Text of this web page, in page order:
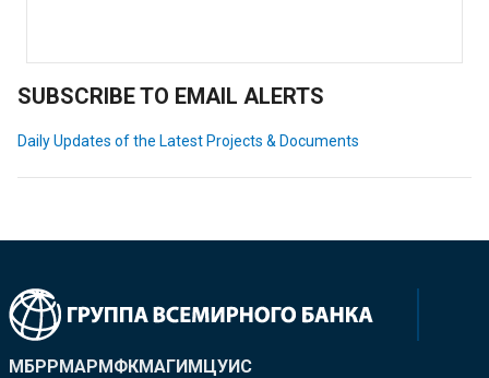
SUBSCRIBE TO EMAIL ALERTS
Daily Updates of the Latest Projects & Documents
МБРРМАРМФКМАГИМЦУИС